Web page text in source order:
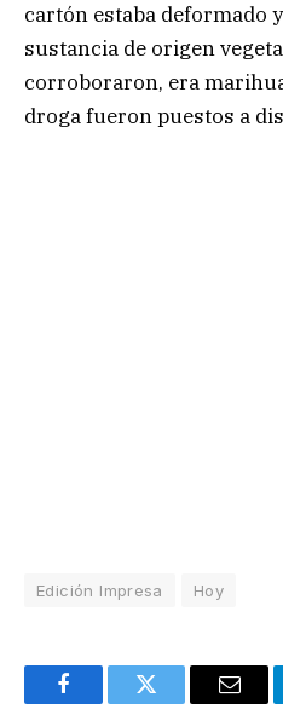
cartón estaba deformado
sustancia de origen
corroboraron, era
droga fueron puestos a
Edición Impresa Hoy
FacebookTwitter Email